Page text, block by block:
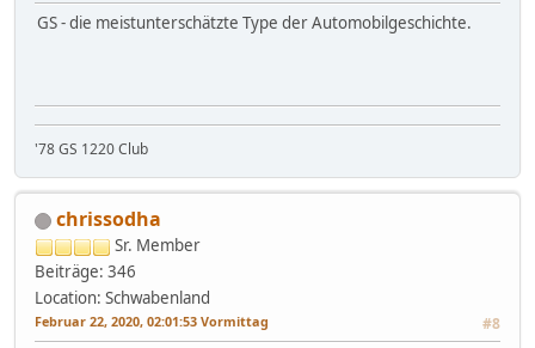
GS - die meistunterschätzte Type der Automobilgeschichte.
'78 GS 1220 Club
chrissodha
Sr. Member
Beiträge: 346
Location: Schwabenland
Februar 22, 2020, 02:01:53 Vormittag #8